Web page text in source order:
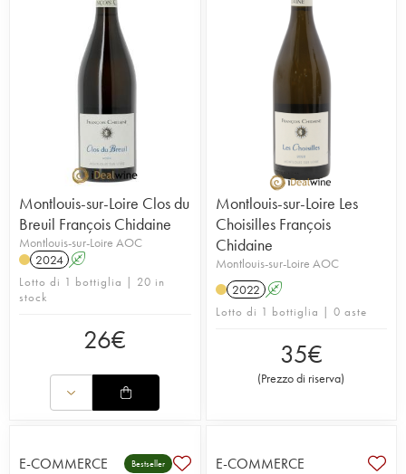
Montlouis-sur-Loire Clos du
Breuil François Chidaine
Montlouis-sur-Loire AOC
2024 A
Lotto di 1 bottiglia | 20 in
stock
26€
Montlouis-sur-Loire Les
Choisilles François
Chidaine
Montlouis-sur-Loire AOC
2022 A
Lotto di 1 bottiglia | 0 aste
35€
(Prezzo di riserva)
E-COMMERCE Bestseller E-COMMERCE